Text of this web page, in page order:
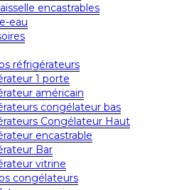
encastrables
eau
réfrigérateurs
1 porte
américain
congélateur bas
Congélateur Haut
encastrable
Bar
vitrine
congélateurs